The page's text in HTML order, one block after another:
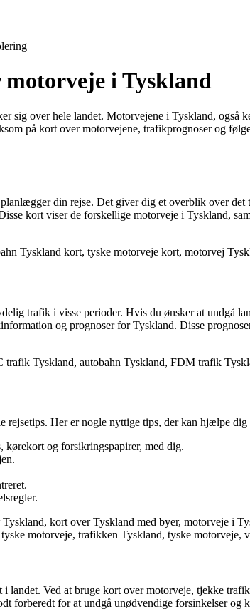
i Tyskland
over hele landet. Motorvejene i Tyskland, også
på kort over motorvejene, trafikprognoser og
din rejse. Det giver dig et overblik over
kort viser de forskellige motorveje i Tyskland,
Tyskland kort, tyske motorveje kort, motorvej
trafik i visse perioder. Hvis du ønsker at undgå
og prognoser for Tyskland. Disse
trafik Tyskland, autobahn Tyskland, FDM trafik
Her er nogle nyttige tips, der kan hjælpe dig
kørekort og forsikringspapirer, med dig.
kort over Tyskland med byer, motorveje i
motorveje, trafikken Tyskland, tyske motorveje,
landet. Ved at bruge kort over motorveje, tjekke
forberedt for at undgå unødvendige forsinkelser og